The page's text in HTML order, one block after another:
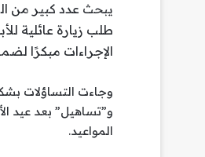
يبحث عدد كبير من
طلب زيارة عائلية
الإجراءات مبكرًا
وجاءت التساؤلات
و”تساهيل” بعد عيد
المواعيد.